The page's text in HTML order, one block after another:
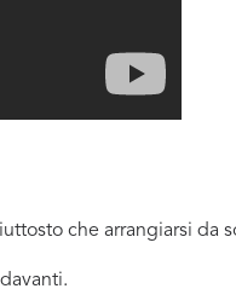
che arrangiarsi da